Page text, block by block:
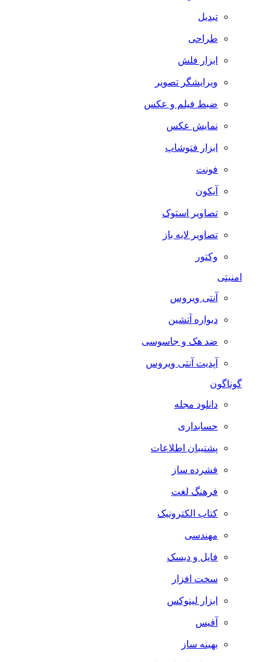
تبدیل
طراحی
ابزار فلش
ویرایشگر تصویر
ضبط فيلم و عكس
نمایش عکس
ابزار فتوشاپ
فونت
آیکون
تصاویر استوک
تصاویر لایه باز
وکتور
آنتی ویروس
دیواره آتشین
ضد هک و جاسوسی
آپدیت آنتی ویروس
گوناگون
دانلود مجله
حسابداری
پشتیبان اطلاعات
فشرده ساز
فرهنگ لغت
کتاب الکترونیک
مهندسی
فایل و دیسک
سخت افزار
ابزار لینوکس
آفیس
بهینه ساز